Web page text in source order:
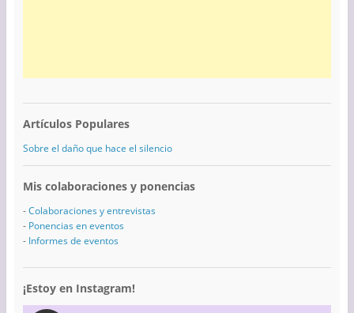
Artículos Populares
Sobre el daño que hace el silencio
Mis colaboraciones y ponencias
-Colaboraciones y entrevistas
- Ponencias en eventos
- Informes de eventos
¡Estoy en Instagram!